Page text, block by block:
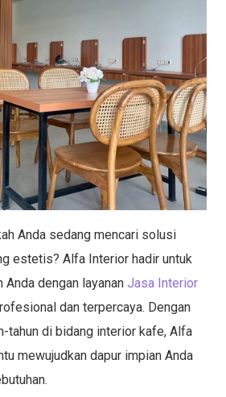
Anda sedang mencari solusi
estetis? Alfa Interior hadir untuk
Anda dengan layanan Jasa Interior
dan terpercaya. Dengan
tahun di bidang interior kafe, Alfa
mewujudkan dapur impian Anda